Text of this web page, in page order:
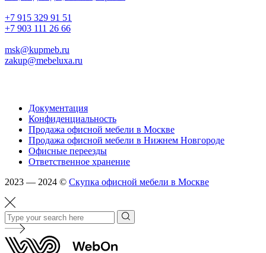
+7 915 329 91 51
+7 903 111 26 66
msk@kupmeb.ru
zakup@mebeluxa.ru
Документация
Конфиденциальность
Продажа офисной мебели в Москве
Продажа офисной мебели в Нижнем Новгороде
Офисные переезды
Ответственное хранение
2023 — 2024 © Скупка офисной мебели в Москве